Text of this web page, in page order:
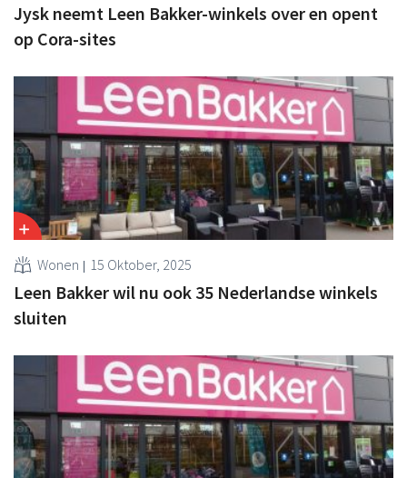
Jysk neemt Leen Bakker-winkels over en opent
op Cora-sites
Wonen 15 Oktober, 2025
Leen Bakker wil nu ook 35 Nederlandse winkels
sluiten